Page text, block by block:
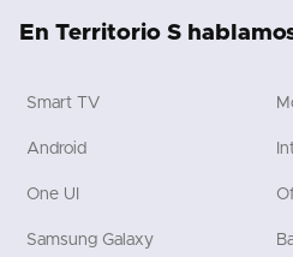
En Territorio S
Smart TV
Android
One UI
Samsung Galaxy